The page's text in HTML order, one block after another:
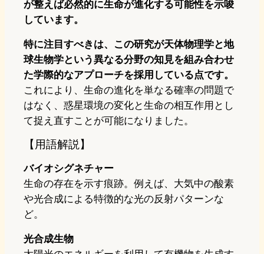
が整えば必然的に生命が進化する可能性を示唆
しています。
特に注目すべきは、この研究が天体物理学と地
球生物学という異なる分野の知見を組み合わせ
た学際的なアプローチを採用している点です。
これにより、生命の進化を単なる確率の問題で
はなく、惑星環境の変化と生命の相互作用とし
て捉え直すことが可能になりました。
【用語解説】
バイオシグネチャー
生命の存在を示す痕跡。例えば、大気中の酸素
や光合成による特徴的な光の反射パターンな
ど。
光合成生物